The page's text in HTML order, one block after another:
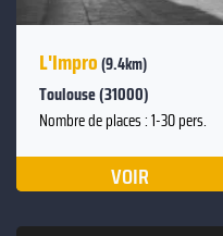
L'Impro(9.4km)
Toulouse (31000)
Nombre de places : 1-30 pers.
VOIR